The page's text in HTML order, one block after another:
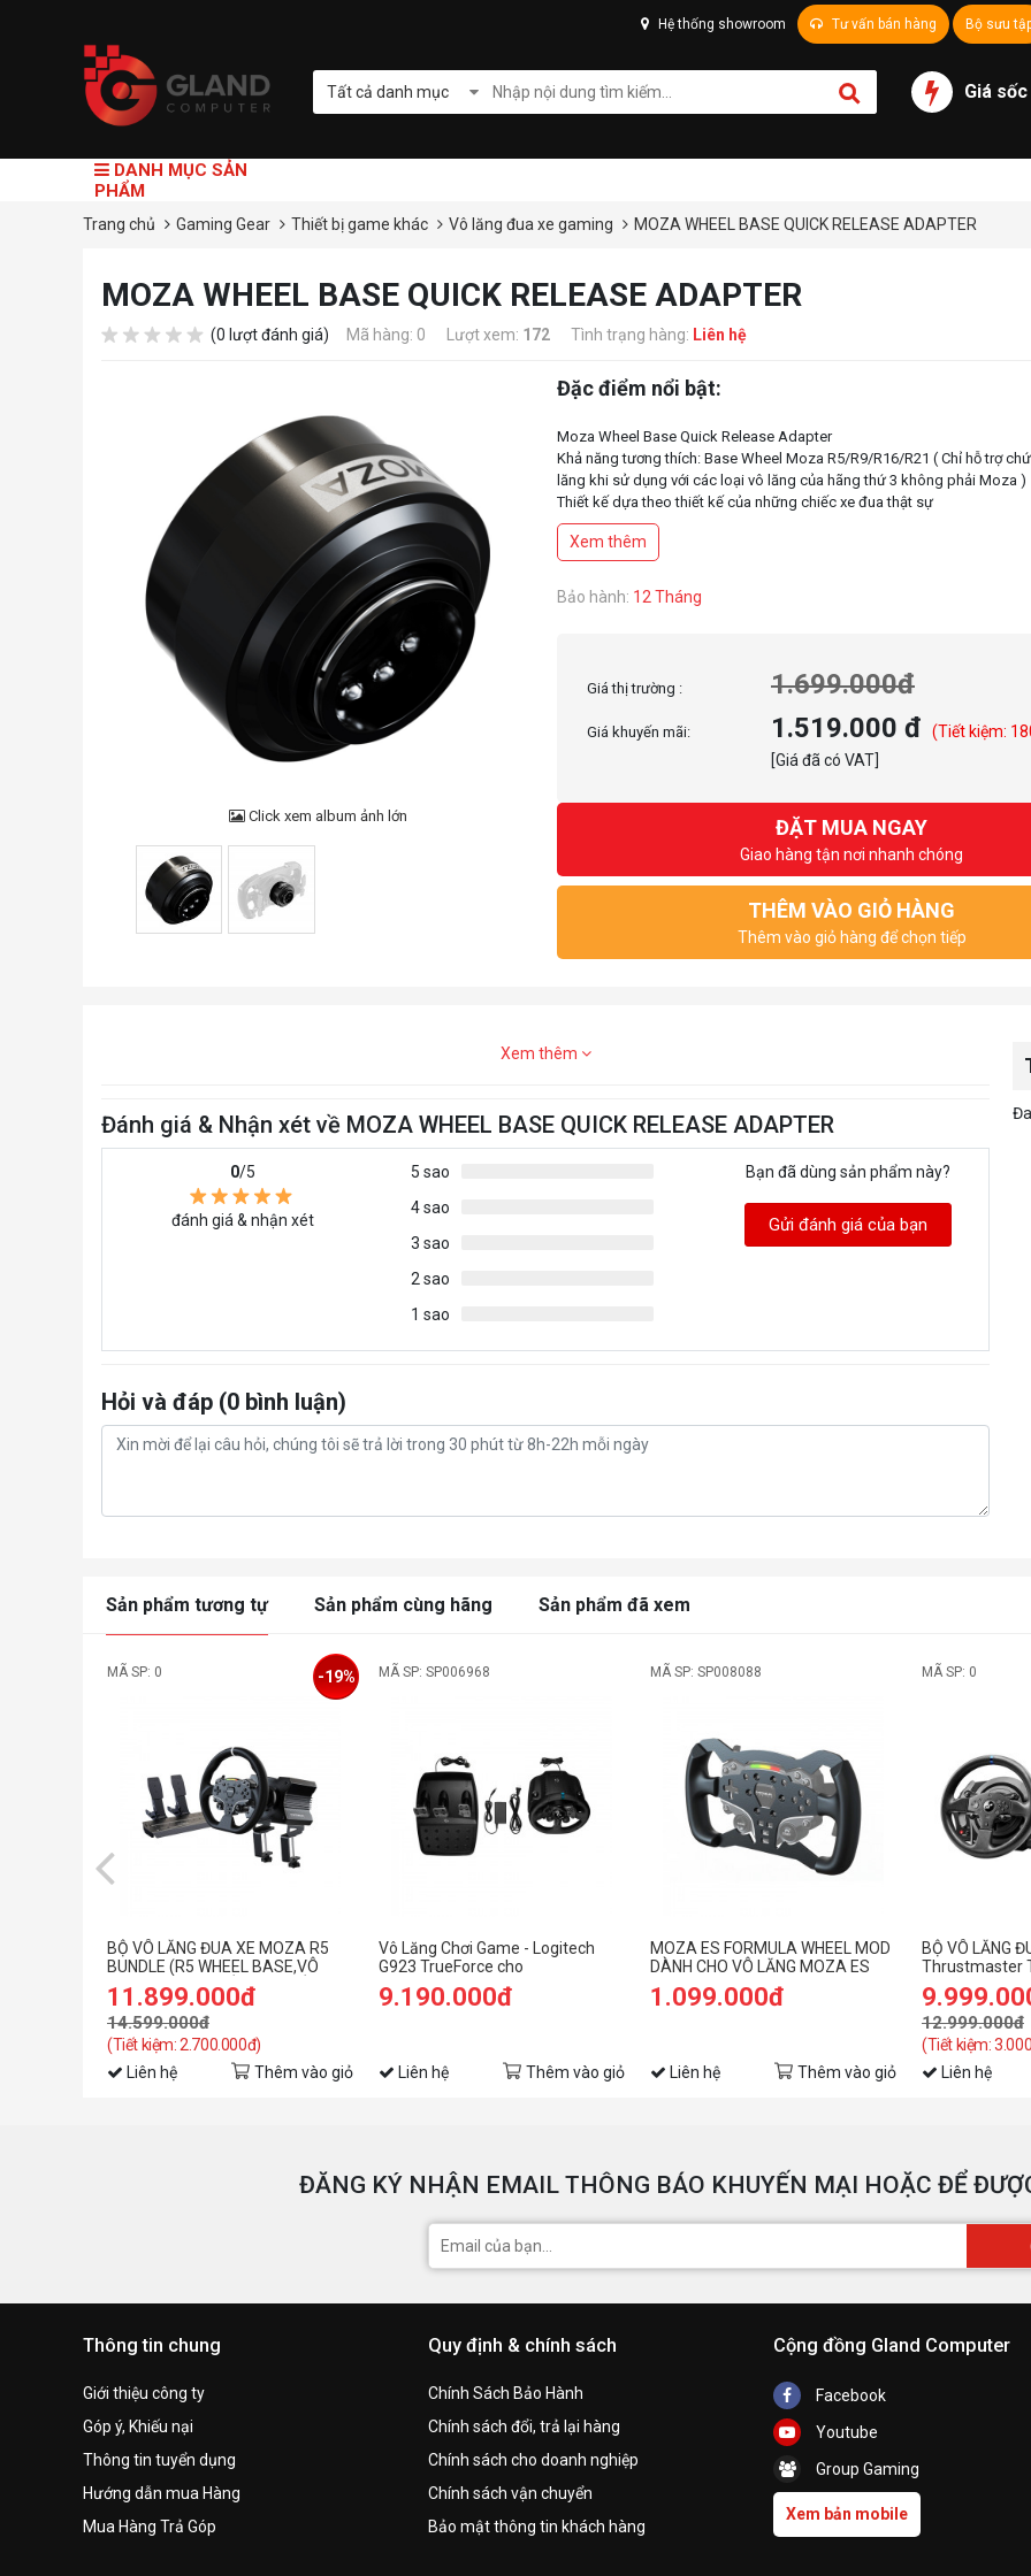
Hệ thống showroom Tư vấn bán hàng Bộ sưu
Tất cả danh mục Giá sốc
DANH MỤC SẢN
PHẨM
Trang chủ Gaming Gear Thiết bị game khác Vô lăng đua xe gaming MOZA WHEEL BASE QUICK RELEASE ADAPTER
MOZA WHEEL BASE QUICK RELEASE ADAPTER
(0 lượt đánh giá) Mã hàng: 0 Lượt xem: 172 Tình trạng hàng: Liên hệ
Click xem album ảnh lớn
Đặc điểm nổi bật:
Moza Wheel Base Quick Release Adapter
Khả năng tương thích: Base Wheel Moza R5/R9/R16/R21 ( Chỉ hỗ trợ
lăng khi sử dụng với các loại vô lăng của hãng thứ 3 không phải Moza )
Thiết kế dựa theo thiết kế của những chiếc xe đua thật sự
Xem thêm
Bảo hành: 12 Tháng
Giá thị trường : 1.699.000đ
Giá khuyến mãi: 1.519.000 đ
(Tiết kiệm:
[Giá đã có VAT]
ĐẶT MUA NGAY
Giao hàng tận nơi nhanh chóng
THÊM VÀO GIỎ HÀNG
Thêm vào giỏ hàng để chọn tiếp
Xem thêm
Đánh giá & Nhận xét về MOZA WHEEL BASE QUICK RELEASE ADAPTER
0/5
đánh giá & nhận xét
5 sao
4 sao
3 sao
2 sao
1 sao
Bạn đã dùng sản phẩm này?
Gửi đánh giá của bạn
Hỏi và đáp (0 bình luận)
Sản phẩm tương tự Sản phẩm cùng hãng Sản phẩm đã xem
MÃ SP: 0
BỘ VÔ LĂNG ĐUA XE MOZA R5
BUNDLE (R5 WHEEL BASE,VÔ
LĂNG, PEDAL, NGÀM KẸP BÀN)
11.899.000đ
14.599.000đ
(Tiết kiệm: 2.700.000đ)
-19%
Liên hệ Thêm vào giỏ
MÃ SP: SP006968
Vô Lăng Chơi Game - Logitech
G923 TrueForce cho
PlayStation/PC (đi kèm Pedal)
9.190.000đ
Liên hệ Thêm vào giỏ
MÃ SP: SP008088
MOZA ES FORMULA WHEEL MOD
DÀNH CHO VÔ LĂNG MOZA ES
1.099.000đ
Liên hệ Thêm vào giỏ
MÃ SP: 0
BỘ VÔ LĂNG
Thrustmaster
– Racing
12.999.000đ
(Tiết kiệm:
Liên hệ
ĐĂNG KÝ NHẬN EMAIL THÔNG BÁO KHUYẾN MẠI HOẶC ĐỂ
Thông tin chung
Giới thiệu công ty
Góp ý, Khiếu nại
Thông tin tuyển dụng
Hướng dẫn mua Hàng
Mua Hàng Trả Góp
Quy định & chính sách
Chính Sách Bảo Hành
Chính sách đổi, trả lại hàng
Chính sách cho doanh nghiệp
Chính sách vận chuyển
Bảo mật thông tin khách hàng
Cộng đồng Gland Computer
Facebook
Youtube
Group Gaming
Xem bản mobile